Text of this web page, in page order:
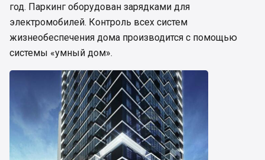
год. Паркинг оборудован зарядками для
электромобилей. Контроль всех систем
жизнеобеспечения дома производится с помощью
системы «умный дом».